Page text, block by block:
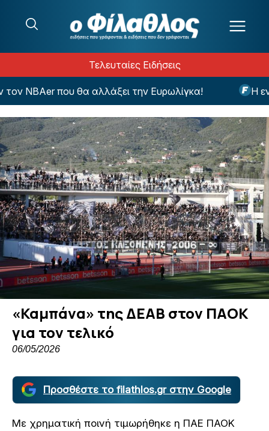
Τελευταίες Ειδήσεις
που θα αλλάξει την Ευρωλίγκα! Η
«Καμπάνα» της ΔΕΑΒ στον ΠΑΟΚ
για τον τελικό
06/05/2026
Προσθέστε το filathlos.gr στην Google
Με χρηματική ποινή τιμωρήθηκε η ΠΑΕ ΠΑΟΚ